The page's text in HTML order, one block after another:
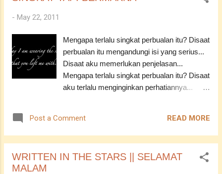
solat...Dengan rendah hati nyatakanlah
permohonan ampun kepada Allah...
Rabbighfirli (Tuhanku, ampuni aku) Diamlah
sejenak...Buka dada dan diri kita untuk
menerima ampunan dari Allah seperti
angin sepoi-sepoi atau menerima curahan air
membuka diri kita untuk menerima ampunan
Allah...ulangi permintaan itu beberapa kal...
- May 22, 2011
Mengapa terlalu singkat perbualan itu? Disaat
perbualan itu mengandungi isi yang serius...
Disaat aku memerlukan penjelasan...
Mengapa terlalu singkat perbualan itu? Disaat
aku terlalu menginginkan perhatiannya...
menenangkan jiwaku... Satu ayat yang
mengandungi 1001 maksud... Adakah aku
menyedapkan hati walhal ia bukan apa yang
Post a Comment READ MORE
WRITTEN IN THE STARS || SELAMAT
MALAM